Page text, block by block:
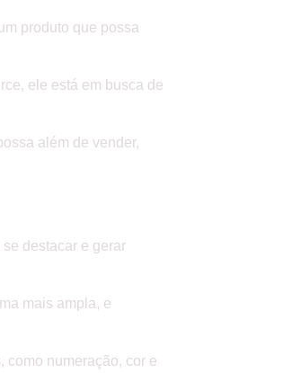
produto que possa
ele está em busca de
além de vender,
destacar e gerar
mais ampla, e
como numeração, cor e